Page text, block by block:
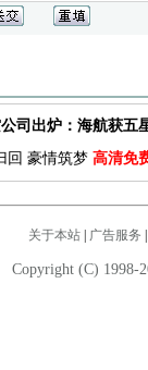
司出炉：海航获五
回 豪情筑梦 高清免
关于本站| 广告服务
Copyright (C) 1998-